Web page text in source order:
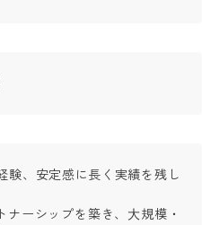
験、安定感に長く実績を残し
ーシップを築き、⼤規模・